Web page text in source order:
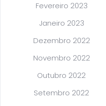
Fevereiro 2023
Janeiro 2023
Dezembro 2022
Novembro 2022
Outubro 2022
Setembro 2022